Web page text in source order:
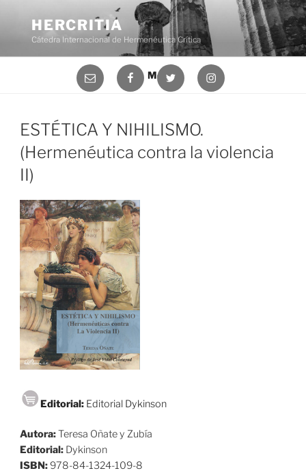
contenido
HERCRITIA
Cátedra Internacional de Hermenéutica Crítica
Menú
ESTÉTICA Y NIHILISMO.
(Hermenéutica contra la violencia
II)
Editorial: Editorial Dykinson
Autora:Teresa Oñate y Zubía
Editorial:Dykinson
ISBN:978-84-1324-109-8
Correo
electrónico
FacebookTwitter Instagram